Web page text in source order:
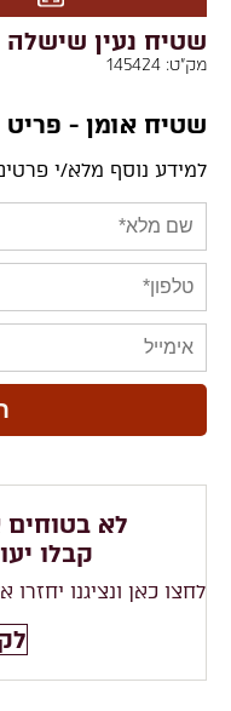
שטיח נעין שישלה 08 | שטיח פרסי
מק"ט: 145424
שטיח אומן - פריט
למידע נוסף מלא/י
לא בטוחים
קבלו
לחצו כאן ונציגנו